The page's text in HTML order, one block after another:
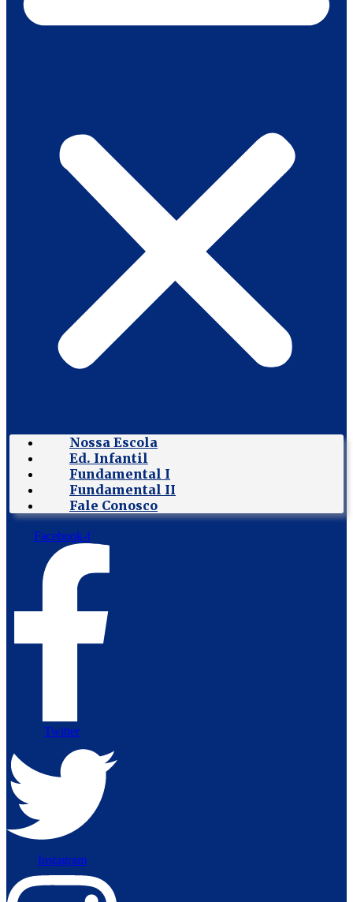
Nossa Escola
Ed. Infantil
Fundamental I
Fundamental II
Fale Conosco
Facebook-f
Twitter
Instagram